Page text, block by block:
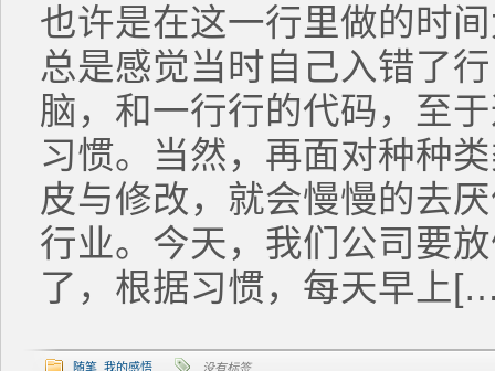
也许是在这一行里做的时
总是感觉当时自己入错了
脑，和一行行的代码，至
习惯。当然，再面对种种
皮与修改，就会慢慢的去
行业。今天，我们公司要
了，根据习惯，每天早上
随笔 我的感悟 没有标签